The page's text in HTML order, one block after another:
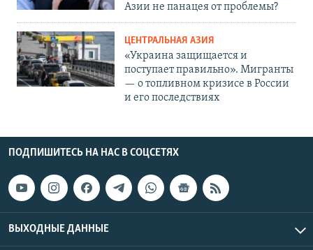
Азии не панацея от проблемы?
ЦЕНТРАЛЬНАЯ АЗИЯ
«Украина защищается и
поступает правильно». Мигранты
— о топливном кризисе в России
и его последствиях
ПОДПИШИТЕСЬ НА НАС В СОЦСЕТЯХ
ВЫХОДНЫЕ ДАННЫЕ